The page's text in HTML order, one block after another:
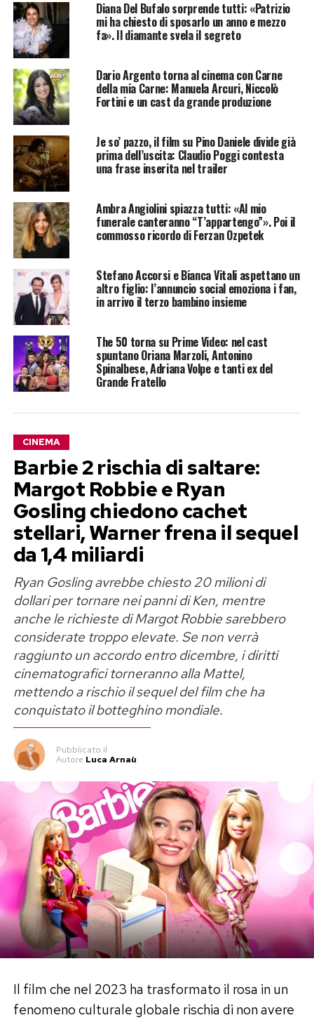
Diana Del Bufalo sorprende tutti: «Patrizio
mi ha chiesto di sposarlo un anno e mezzo
fa». Il diamante svela il segreto
Dario Argento torna al cinema con Carne
della mia Carne: Manuela Arcuri, Niccolò
Fortini e un cast da grande produzione
Je so’ pazzo, il film su Pino Daniele divide già
prima dell’uscita: Claudio Poggi contesta
una frase inserita nel trailer
Ambra Angiolini spiazza tutti: «Al mio
funerale canteranno “T’appartengo”». Poi il
commosso ricordo di Ferzan Ozpetek
Stefano Accorsi e Bianca Vitali aspettano un
altro figlio: l’annuncio social emoziona i fan,
in arrivo il terzo bambino insieme
The 50 torna su Prime Video: nel cast
spuntano Oriana Marzoli, Antonino
Spinalbese, Adriana Volpe e tanti ex del
Grande Fratello
CINEMA
Barbie 2 rischia di saltare:
Margot Robbie e Ryan
Gosling chiedono cachet
stellari, Warner frena il sequel
da 1,4 miliardi
Ryan Gosling avrebbe chiesto 20 milioni di
dollari per tornare nei panni di Ken, mentre
anche le richieste di Margot Robbie sarebbero
considerate troppo elevate. Se non verrà
raggiunto un accordo entro dicembre, i diritti
cinematografici torneranno alla Mattel,
mettendo a rischio il sequel del film che ha
conquistato il botteghino mondiale.
Pubblicato il
Autore Luca Arnaù
Il film che nel 2023 ha trasformato il rosa in un
fenomeno culturale globale rischia di non avere